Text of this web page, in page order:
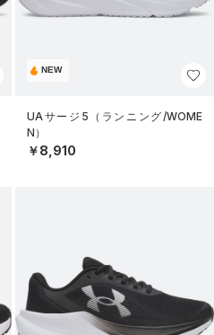
NEW
UAサージ5（ランニング/WOME
N）
￥8,910